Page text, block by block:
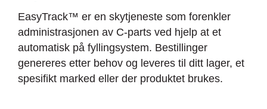
EasyTrack™ er en skytjeneste som forenkler
administrasjonen av C-parts ved hjelp at et
automatisk på fyllingsystem. Bestillinger
genereres etter behov og leveres til ditt lager, et
spesifikt marked eller der produktet brukes.